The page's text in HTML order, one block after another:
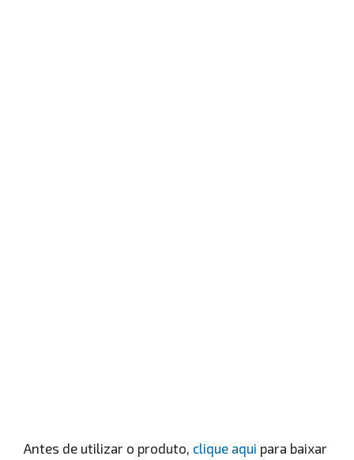
Antes de utilizar o produto, clique aqui para baixar